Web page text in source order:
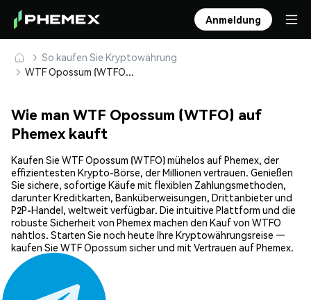
Anmeldung
So kaufen Sie Kryptowährung
WTF Opossum (WTFO) sicher kaufen und speichern
Wie man WTF Opossum (WTFO) auf
Phemex kauft
Kaufen Sie WTF Opossum (WTFO) mühelos auf Phemex, der
effizientesten Krypto-Börse, der Millionen vertrauen. Genießen
Sie sichere, sofortige Käufe mit flexiblen Zahlungsmethoden,
darunter Kreditkarten, Banküberweisungen, Drittanbieter und
P2P-Handel, weltweit verfügbar. Die intuitive Plattform und die
robuste Sicherheit von Phemex machen den Kauf von WTFO
nahtlos. Starten Sie noch heute Ihre Kryptowährungsreise —
kaufen Sie WTF Opossum sicher und mit Vertrauen auf Phemex.